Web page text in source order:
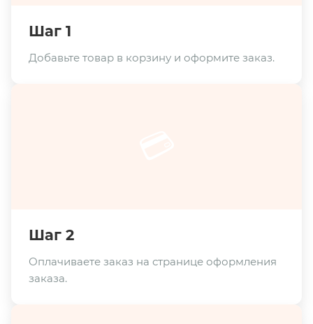
Шаг 1
Добавьте товар в корзину и оформите заказ.
Шаг 2
Оплачиваете заказ на странице оформления
заказа.